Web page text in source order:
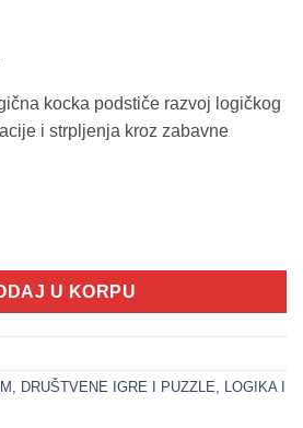
kocka podstiče razvoj logičkog
i strpljenja kroz zabavne
kocka količina
U KORPU
DRUŠTVENE IGRE I PUZZLE
LOGIKA I